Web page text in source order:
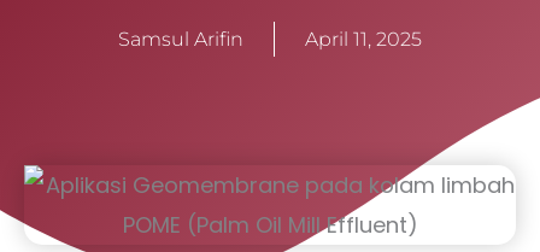
Samsul Arifin April 11, 2025